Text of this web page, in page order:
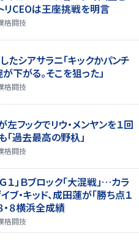
リCEOは王座挑戦を明言
格闘技
たシアサラニ「キックかパンチ
下がる。そこを狙った」
格闘技
左フックでリウ・メンヤンを１回
「過去最高の野杁」
格闘技
１」Ｂブロック「大混戦」…カラ
ブ・キッド、成田蓮が「勝ち点１
８横浜全成績
格闘技